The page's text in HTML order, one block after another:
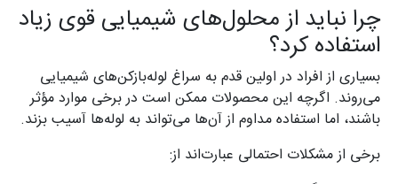
چرا نباید از محلول‌های شیمیایی قوی زیاد
استفاده کرد؟
بسیاری از افراد در اولین قدم به سراغ لوله‌بازکن‌های شیمیایی
می‌روند. اگرچه این محصولات ممکن است در برخی موارد مؤثر
باشند، اما استفاده مداوم از آن‌ها می‌تواند به لوله‌ها آسیب بزند.
برخی از مشکلات احتمالی عبارت‌اند از: